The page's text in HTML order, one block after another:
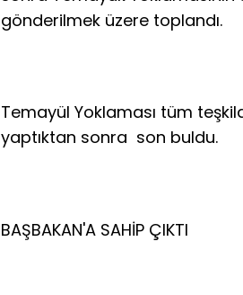
gönderilmek üzere toplandı.
Temayül Yoklaması tüm
yaptıktan sonra son buldu.
BAŞBAKAN'A SAHİP ÇIKTI